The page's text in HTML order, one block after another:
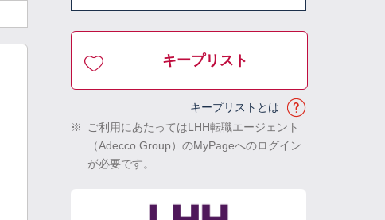
キープリスト
キープリストとは
※
ご利用にあたってはLHH転職エージェント
（Adecco Group）のMyPageへのログイン
が必要です。